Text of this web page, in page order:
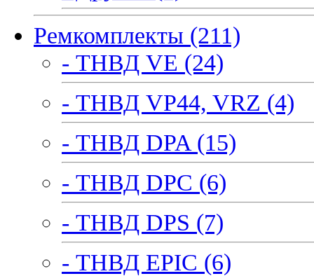
Ремкомплекты (211)
- ТНВД VE (24)
- ТНВД VP44, VRZ (4)
- ТНВД DPA (15)
- ТНВД DPC (6)
- ТНВД DPS (7)
- ТНВД EPIC (6)